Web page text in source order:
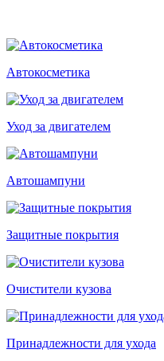
Автокосметика
Уход за двигателем
Автошампуни
Защитные покрытия
Очистители кузова
Принадлежности для ухода